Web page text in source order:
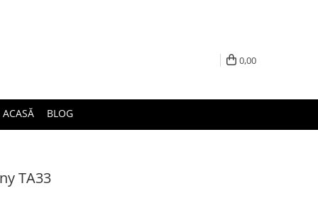
0,00
ACASĂ BLOG
TA33